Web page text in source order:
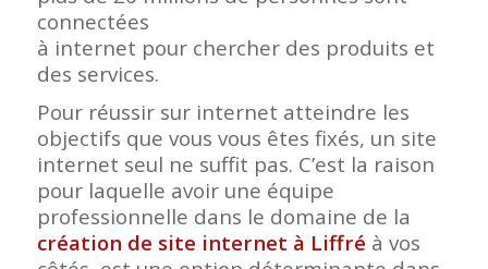
connectées
à internet pour chercher des produits et
des services.
Pour réussir sur internet atteindre les
objectifs que vous vous êtes fixés, un site
internet seul ne suffit pas. C’est la raison
pour laquelle avoir une équipe
professionnelle dans le domaine de la
création de site internet à Liffré à vos